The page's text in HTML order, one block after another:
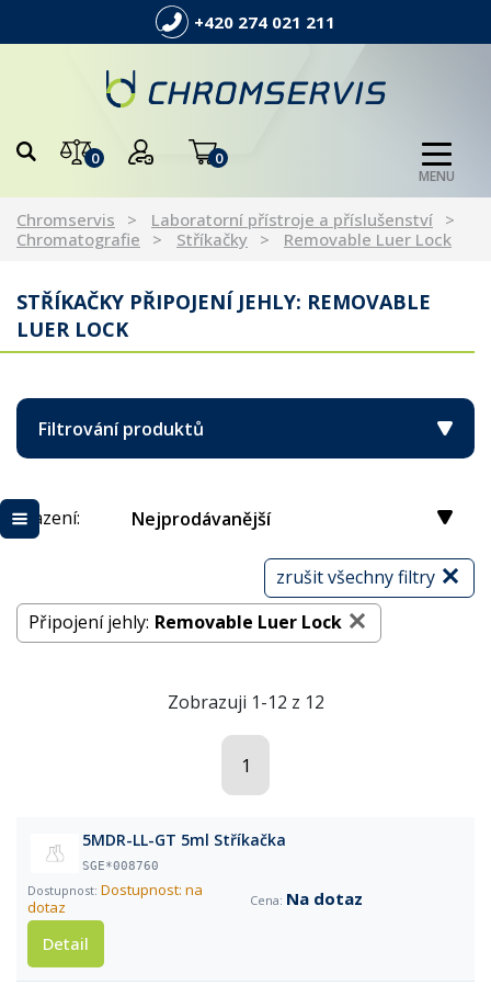
+420 274 021 211
0 0
MENU
Chromservis
Laboratorní přístroje a příslušenství
Chromatografie
Stříkačky Removable Luer Lock
STŘÍKAČKY PŘIPOJENÍ JEHLY: REMOVABLE
LUER LOCK
Filtrování produktů
Řazení: Nejprodávanější
zrušit všechny filtry
Připojení jehly: Removable Luer Lock
Zobrazuji 1-12 z 12
1
5MDR-LL-GT 5ml Stříkačka
SGE*008760
Dostupnost: na
dotaz
Na dotaz
Detail